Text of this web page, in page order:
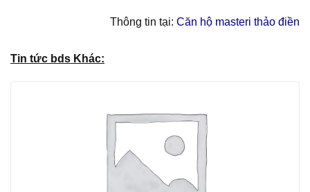
Thông tin tại: Căn hộ masteri thảo điền
Tin tức bds Khác: